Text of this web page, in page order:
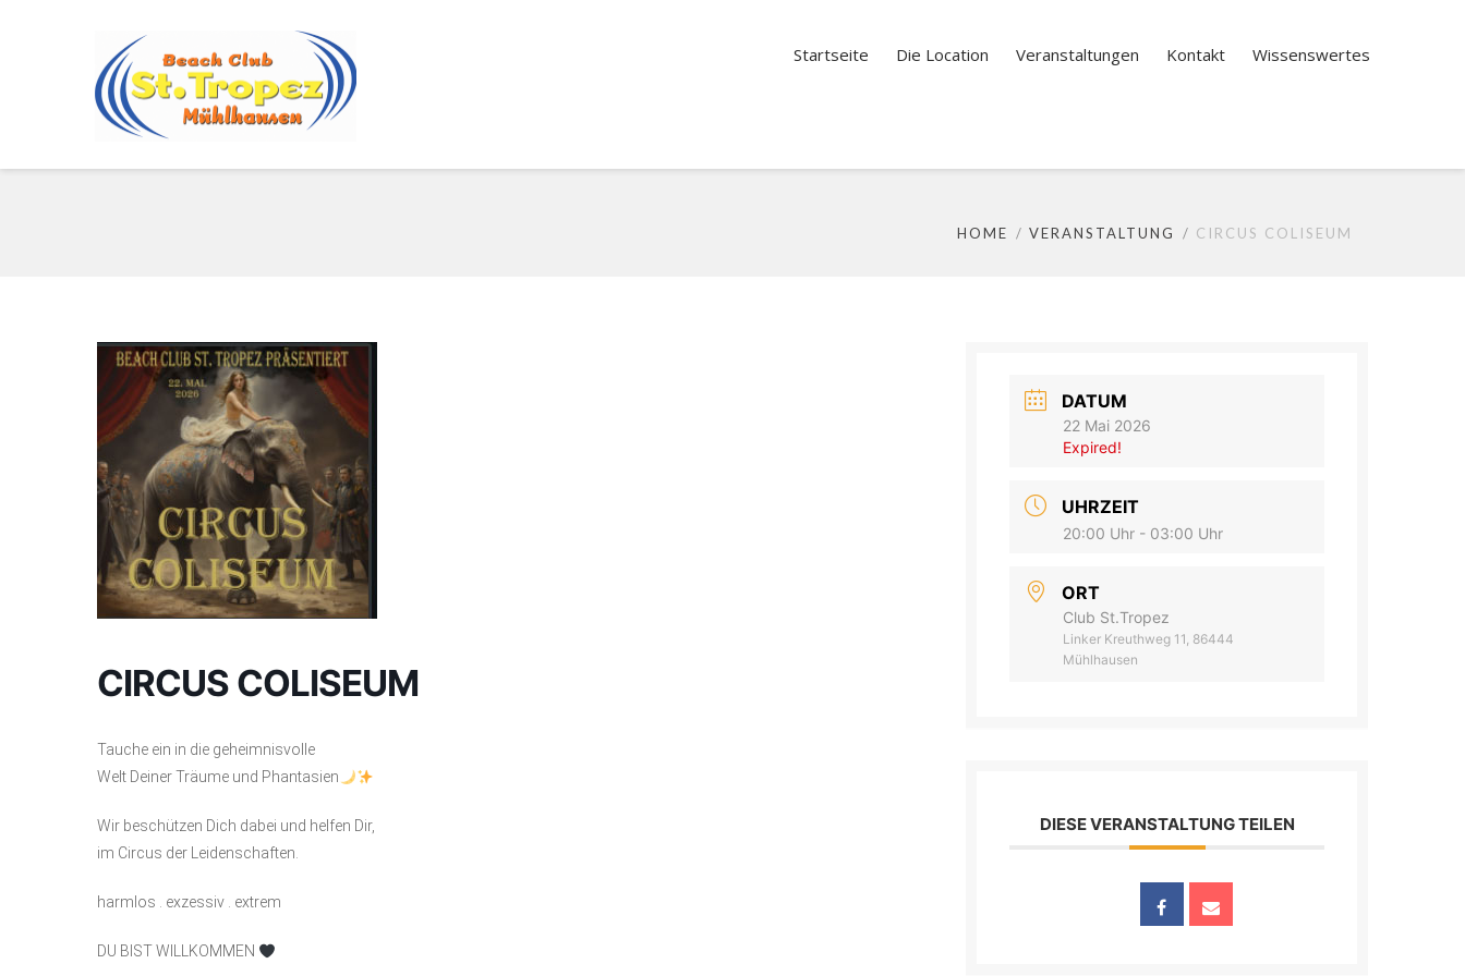
Startseite Die Location Veranstaltungen Kontakt Wissenswertes
HOME VERANSTALTUNG CIRCUS COLISEUM
CIRCUS COLISEUM
Tauche ein in die geheimnisvolle
Welt Deiner Träume und Phantasien
Wir beschützen Dich dabei und helfen Dir,
im Circus der Leidenschaften.
harmlos . exzessiv . extrem
DU BIST WILLKOMMEN
DATUM
22 Mai 2026
Expired!
UHRZEIT
20:00 Uhr - 03:00 Uhr
ORT
Club St.Tropez
Linker Kreuthweg 11, 86444
Mühlhausen
DIESE VERANSTALTUNG TEILEN